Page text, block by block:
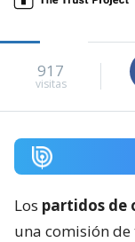
917
visitas
Los partidos de
una comisión